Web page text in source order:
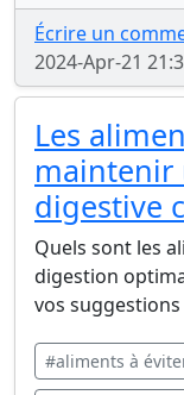
Écrire un
2024-Apr-21
Les
maintenir
digestive
Quels sont les
digestion
vos
#aliments à